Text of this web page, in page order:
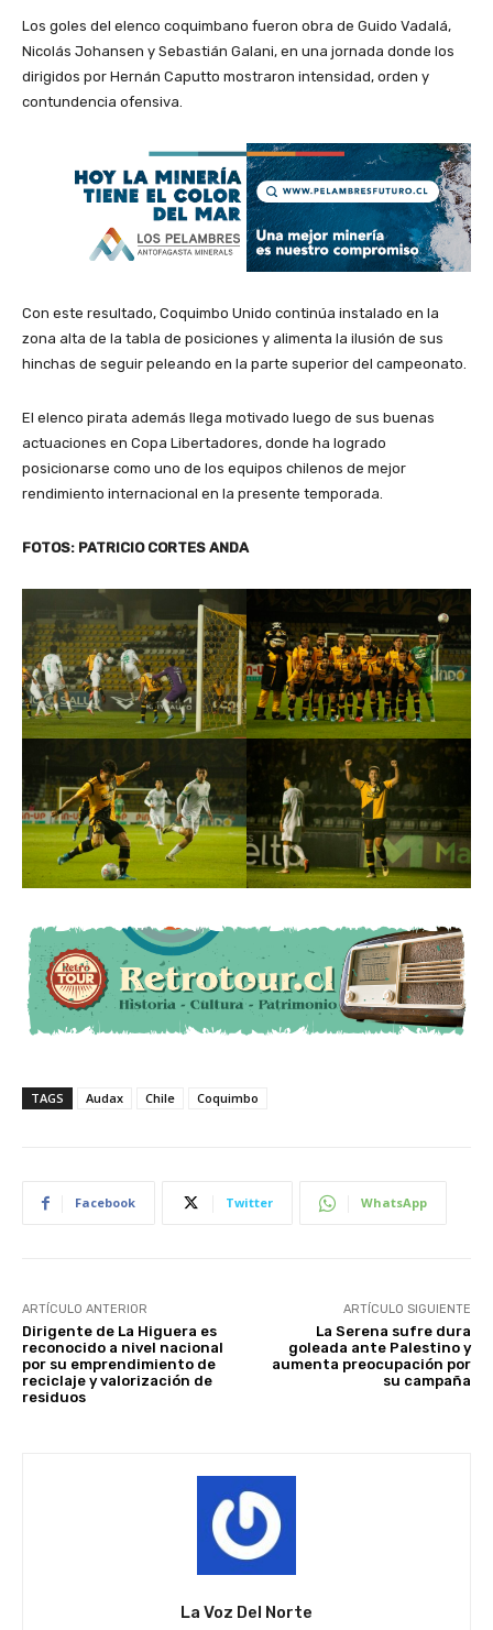
Los goles del elenco coquimbano fueron obra de Guido Vadalá,
Nicolás Johansen y Sebastián Galani, en una jornada donde los
dirigidos por Hernán Caputto mostraron intensidad, orden y
contundencia ofensiva.
Con este resultado, Coquimbo Unido continúa instalado en la
zona alta de la tabla de posiciones y alimenta la ilusión de sus
hinchas de seguir peleando en la parte superior del campeonato.
El elenco pirata además llega motivado luego de sus buenas
actuaciones en Copa Libertadores, donde ha logrado
posicionarse como uno de los equipos chilenos de mejor
rendimiento internacional en la presente temporada.
FOTOS: PATRICIO CORTES ANDA
TAGS Audax Chile Coquimbo
Facebook Twitter WhatsApp
ARTÍCULO ANTERIOR
Dirigente de La Higuera es
reconocido a nivel nacional
por su emprendimiento de
reciclaje y valorización de
residuos
ARTÍCULO SIGUIENTE
La Serena sufre dura
goleada ante Palestino y
aumenta preocupación por
su campaña
La Voz Del Norte